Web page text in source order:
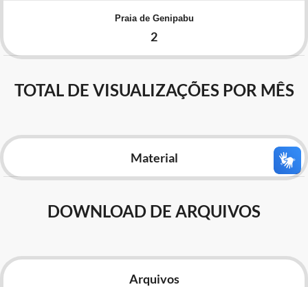
Banco Central do Brasil
Praia de Genipabu
2
TOTAL DE VISUALIZAÇÕES POR MÊS
Material
DOWNLOAD DE ARQUIVOS
Arquivos